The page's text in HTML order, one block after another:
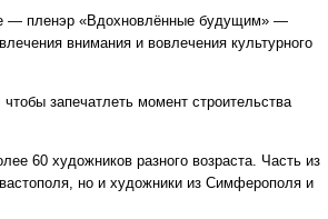
— пленэр «Вдохновлённые будущим» —
внимания и вовлечения культурного
запечатлеть момент строительства
60 художников разного возраста. Часть из
но и художники из Симферополя и